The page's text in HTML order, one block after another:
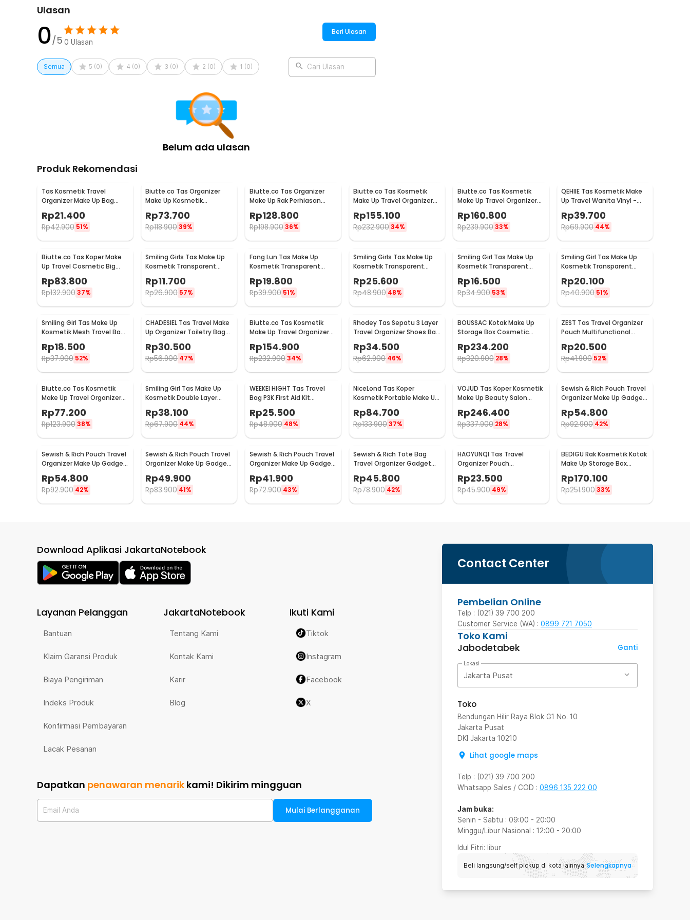
Ulasan
0/5 0 Ulasan
Beri Ulasan
Semua 5 (0) 4 (0) 3 (0) 2 (0) 1 (0) Cari Ulasan
Belum ada ulasan
Produk Rekomendasi
Tas Kosmetik Travel
Organizer Make Up Bag
Rp21.400
Rp42.900 51%
Biutte.co Tas Organizer
Make Up Kosmetik
Multifungsi 25.5x23x9.5cm
- F118
Rp73.700
Rp118.90039%
Biutte.co Tas Organizer
Make Up Rak Perhiasan
Wanita - F250
Rp128.800
Rp198.900 36%
Biutte.co Tas Kosmetik
Make Up Travel Organizer
F150
Rp155.100
Rp232.90034%
Biutte.co Tas Kosmetik
Make Up Travel Organizer
Bag Wanita 40x29x14cm -
F150
Rp160.800
Rp239.900 33%
QEHIIE Tas Kosmetik Make
Up Travel Wanita Vinyl -
Q686
Rp39.700
Rp69.900 44%
Biutte.co Tas Koper Make
Up Travel Cosmetic Big
Capacity Waterproof - F119
Rp83.800
Rp132.900 37%
Smiling Girls Tas Make Up
Kosmetik Transparent
SMG1
Rp11.700
Rp26.900 57%
Fang Lun Tas Make Up
Kosmetik Transparent
Mesh Octagon Bag - SMG2
Rp19.800
Rp39.900 51%
Smiling Girls Tas Make Up
Kosmetik Transparent
Mesh Storage Bag - SMG3
Rp25.600
Rp48.900 48%
Smiling Girl Tas Make Up
Kosmetik Transparent
Mesh Briefcase Bag - SMG4
Rp16.500
Rp34.900 53%
Smiling Girl Tas Make Up
Kosmetik Transparent
Rp20.100
Rp40.900 51%
Smiling Girl Tas Make Up
Kosmetik Mesh Travel Bag
- SMG3
Rp18.500
Rp37.900 52%
CHADESIEL Tas Travel Make
Up Organizer Toiletry Bag
with Hook - C150
Rp30.500
Rp56.900 47%
Biutte.co Tas Kosmetik
Make Up Travel Organizer
Rp154.900
Rp232.900 34%
Rhodey Tas Sepatu 3 Layer
Travel Organizer Shoes Bag
Nylon Mesh Oxford - LK-20
Rp34.500
Rp62.900 46%
BOUSSAC Kotak Make Up
Storage Box Cosmetic
Organizer Dustproof - 3028
Rp234.200
Rp320.900 28%
ZEST Tas Travel Organizer
Pouch Multifunctional
BM012N1019
Rp20.500
Rp41.900 52%
Biutte.co Tas Kosmetik
Make Up Travel Organizer
Rp77.200
Rp123.900 38%
Smiling Girl Tas Make Up
Kosmetik Double Layer
Mesh 20.5x13.5x14cm -
SMG6
Rp38.100
Rp67.900 44%
WEEKEI HIGHT Tas Travel
Bag P3K First Aid Kit
Rp25.500
Rp48.900 48%
NiceLond Tas Koper
Kosmetik Portable Make Up
Travel dengan Cermin Kecil
- H500
Rp84.700
Rp133.90037%
VOJUD Tas Koper Kosmetik
Make Up Beauty Salon
Storage Box 32cm - H740
Rp246.400
Rp337.900 28%
Sewish & Rich Pouch Travel
Organizer Make Up Gadget
Boxy Waterproof - SR12
Rp54.800
Rp92.900 42%
Sewish & Rich Pouch Travel
Organizer Make Up Gadget
Waterproof - SR13
Rp54.800
Rp92.900 42%
Sewish & Rich Pouch Travel
Organizer Make Up Gadget
Rp49.900
Rp83.900 41%
Sewish & Rich Pouch Travel
Organizer Make Up Gadget
Rp41.900
Rp72.900 43%
Sewish & Rich Tote Bag
Travel Organizer Gadget
Make Up Pouch - SR16
Rp45.800
Rp78.900 42%
HAOYUNQI Tas Travel
Organizer Pouch
Multifunctional Storage
Bag - XD130
Rp23.500
Rp45.900 49%
BEDIGU Rak Kosmetik Kotak
Make Up Storage Box
Rp170.100
Rp251.90033%
Contact Center
Pembelian Online
Telp : (021) 39 700 200
Customer Service (WA) : 0899 721 7050
Toko Kami
Jabodetabek
Ganti
Lokasi
Jakarta Pusat
Toko
Bendungan Hilir Raya Blok G1 No. 10
Jakarta Pusat
DKI Jakarta 10210
Lihat google maps
Telp : (021) 39 700 200
Whatsapp Sales / COD : 0896 135 222 00
Jam buka:
Senin - Sabtu : 09:00 - 20:00
Minggu/Libur Nasional : 12:00 - 20:00
Idul Fitri: libur
Beli langsung/self pickup di kota lainnya Selengkapnya
Download Aplikasi JakartaNotebook
Layanan Pelanggan
Bantuan
Klaim Garansi Produk
Biaya Pengiriman
Indeks Produk
Konfirmasi Pembayaran
Lacak Pesanan
JakartaNotebook
Tentang Kami
Kontak Kami
Karir
Blog
Ikuti Kami
Tiktok
Instagram
Facebook
X
Dapatkan penawaran menarik kami! Dikirim mingguan
Email Anda Mulai Berlangganan